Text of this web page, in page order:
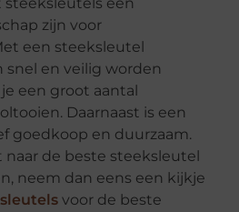
zijn voor
een steeksleutel
snel en veilig worden
een groot aantal
Daarnaast is een
goedkoop en duurzaam.
naar de beste steeksleutel
neem dan eens een kijkje
voor de beste